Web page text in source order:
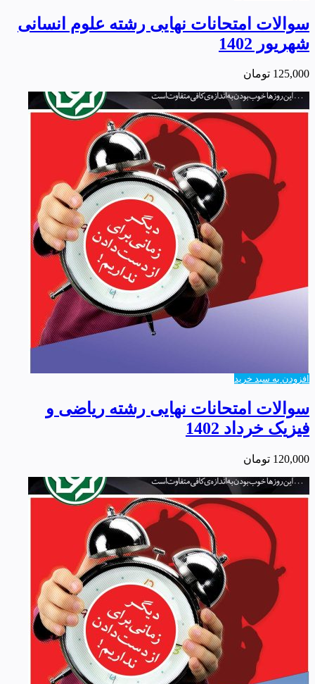
سوالات امتحانات نهایی رشته علوم انسانی
شهریور 1402
125,000 تومان
افزودن به سبد خرید
سوالات امتحانات نهایی رشته ریاضی و
فیزیک خرداد 1402
120,000 تومان